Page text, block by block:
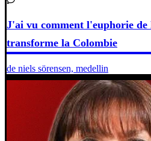
J'ai vu comment l'euphorie de
transforme la Colombie
de niels sörensen, medellin